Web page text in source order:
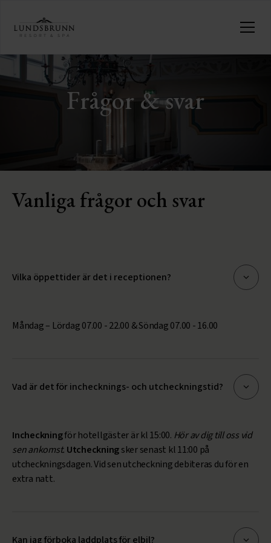
Frågor & svar
Vanliga frågor och svar
Vilka öppettider är det i receptionen?
Måndag – Lördag 07.00 - 22.00 & Söndag 07.00 - 16.00
Vad är det för inchecknings- och utcheckningstid?
Incheckningför hotellgäster är kl 15:00. Hör av dig till oss vid
sen ankomst. Utcheckningsker senast kl 11:00 på
utcheckningsdagen. Vid sen utcheckning debiteras du för en
extra natt.
Kan jag förboka laddplats för elbil?